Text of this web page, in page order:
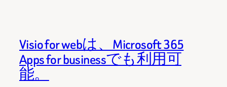
Visio for webは、Microsoft 365
Apps for businessでも利用可
能。